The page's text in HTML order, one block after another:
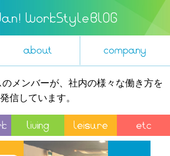
メンバーが、社内の様々な働き方を
発信しています。